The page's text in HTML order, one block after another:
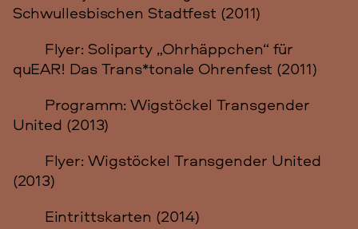
Schwullesbischen Stadtfest (2011)
Flyer: Soliparty „Ohrhäppchen“ für
quEAR! Das Trans*tonale Ohrenfest (2011)
Programm: Wigstöckel Transgender
United (2013)
Flyer: Wigstöckel Transgender United
(2013)
Eintrittskarten (2014)